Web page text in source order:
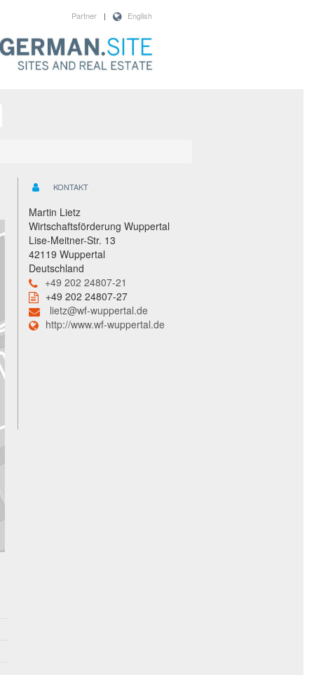
English
|
Partner
KONTAKT
Martin Lietz
Wirtschaftsförderung Wuppertal
Lise-Meitner-Str. 13
42119 Wuppertal
Deutschland
+49 202 24807-21
+49 202 24807-27
lietz@wf-wuppertal.de
http://www.wf-wuppertal.de